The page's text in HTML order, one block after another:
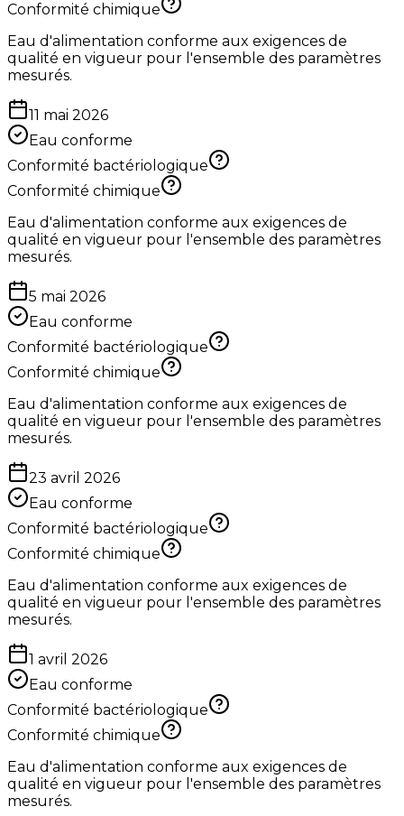
Conformité chimique
Eau d'alimentation conforme aux exigences de
qualité en vigueur pour l'ensemble des paramètres
mesurés.
11 mai 2026
Eau conforme
Conformité bactériologique
Conformité chimique
Eau d'alimentation conforme aux exigences de
qualité en vigueur pour l'ensemble des paramètres
mesurés.
5 mai 2026
Eau conforme
Conformité bactériologique
Conformité chimique
Eau d'alimentation conforme aux exigences de
qualité en vigueur pour l'ensemble des paramètres
mesurés.
23 avril 2026
Eau conforme
Conformité bactériologique
Conformité chimique
Eau d'alimentation conforme aux exigences de
qualité en vigueur pour l'ensemble des paramètres
mesurés.
1 avril 2026
Eau conforme
Conformité bactériologique
Conformité chimique
Eau d'alimentation conforme aux exigences de
qualité en vigueur pour l'ensemble des paramètres
mesurés.